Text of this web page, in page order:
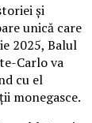
și
unică care
2025, Balul
Carlo va
cu el
monegasce.